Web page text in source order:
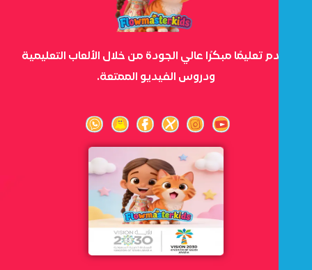
نقدم تعليمًا مبكرًا عالي الجودة من خلال الألعاب التعليمية
ودروس الفيديو الممتعة.